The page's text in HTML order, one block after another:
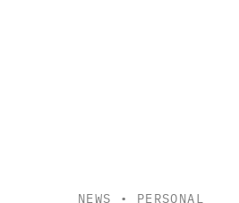
NEWS • PERSONAL